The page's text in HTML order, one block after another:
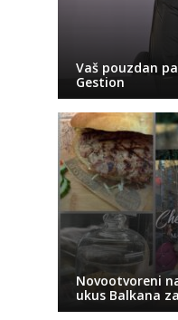
Vaš pouzdan
Gestion
Novootvoreni
ukus Balkana